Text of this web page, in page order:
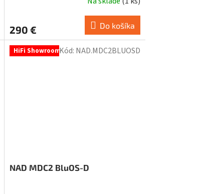
290 € Do košíka
HiFi Showroom
NAD MDC2 BluOS-D
Kód: NAD.MDC2BLUOSD